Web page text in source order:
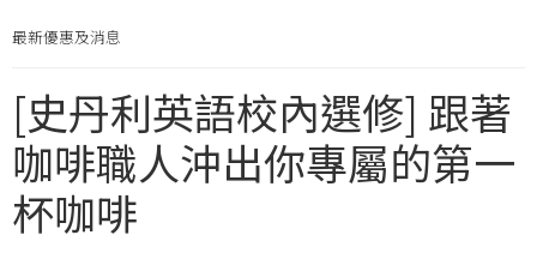
最新優惠及消息
[史丹利英語校內選修] 跟著
咖啡職人沖出你專屬的第一
杯咖啡